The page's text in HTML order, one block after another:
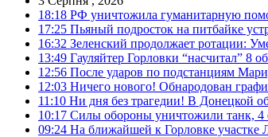
18:18 РФ уничтожила гуманитарную
17:25 Пьяный подросток на питбайке
16:32 Зеленский продолжает ротации:
13:49 Гауляйтер Горловки “насчитал” 8
12:56 После ударов по подстанциям
12:03 Ничего нового! Обнародован
11:10 Ни дня без трагедии! В Донецкой
10:17 Силы обороны уничтожили танк, 4
09:24 На ближайшей к Горловке участке